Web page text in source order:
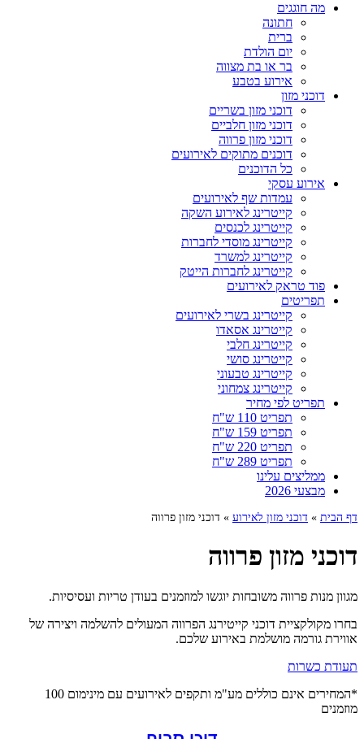
מה חוגגים
חתונה
ברית
יום הולדת
בר או בת מצווה
אירוע בטבע
דוכני מזון
דוכני מזון בשריים
דוכני מזון חלביים
דוכני מזון פרווה
דוכנים מתוקים לאירועים
כל הדוכנים
אירוע עסקי
עמדות שף לאירועים
קייטרינג לאירוע השקה
קייטרינג לכנסים
קייטרינג מוסדי לחברות
קייטרינג למשרד
קייטרינג לחברות הייטק
פוד טראק לאירועים
תפריטים
קייטרינג בשרי לאירועים
קייטרינג אסאדו
קייטרינג חלבי
קייטרינג סושי
קייטרינג טבעוני
קייטרינג צמחוני
תפריט לפי מחיר
תפריט 110 ש"ח
תפריט 159 ש"ח
תפריט 220 ש"ח
תפריט 289 ש"ח
ממליצים עלינו
מבצעי 2026
דף הבית » דוכני מזון לאירוע » דוכני מזון פרווה
דוכני מזון פרווה
מגוון מנות פרווה משובחות יוגשו למוזמנים בעודן טריות ועסיסיות.
בחרו מקולקציית דוכני קייטירנג הפרווה המעולים להשלמה ויצירה של
אווירת גורמה מושלמת באירוע שלכם.
תעודת כשרות
*המחירים אינם כוללים מע"מ ותקפים לאירועים עם מינימום 100
מוזמנים